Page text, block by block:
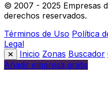
© 2007 - 2025 Empresas
derechos reservados.
Términos de Uso Política
Legal
Inicio Zonas Buscador
Añadir empresa gratis